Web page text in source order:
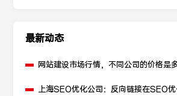
最新动态
网站建设市场行情，不同公司的价格是
上海SEO优化公司：反向链接在SEO